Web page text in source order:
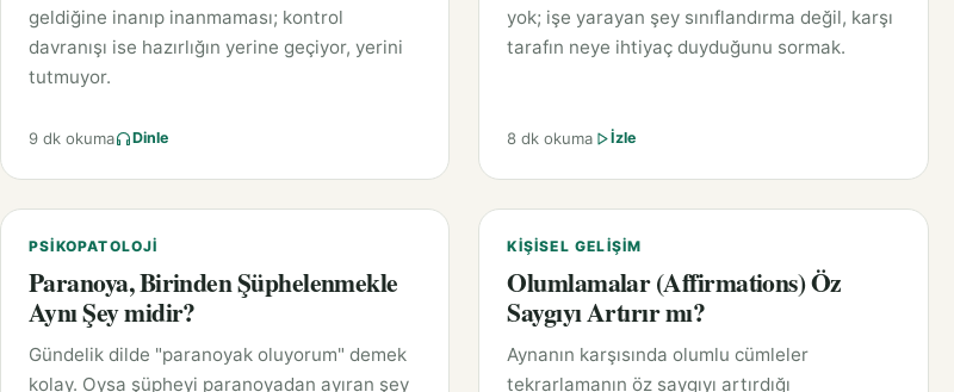
geldiğine inanıp inanmaması; kontrol
davranışı ise hazırlığın yerine geçiyor, yerini
tutmuyor.
9 dk okuma Dinle
yok; işe yarayan şey sınıflandırma değil, karşı
tarafın neye ihtiyaç duyduğunu sormak.
8 dk okuma İzle
PSIKOPATOLOJI
Paranoya, Birinden Şüphelenmekle
Aynı Şey midir?
Gündelik dilde "paranoyak oluyorum" demek
kolay. Oysa şüpheyi paranoyadan ayıran şey
KIŞISEL GELIŞIM
Olumlamalar (Affirmations) Öz
Saygıyı Artırır mı?
Aynanın karşısında olumlu cümleler
tekrarlamanın öz saygıyı artırdığı